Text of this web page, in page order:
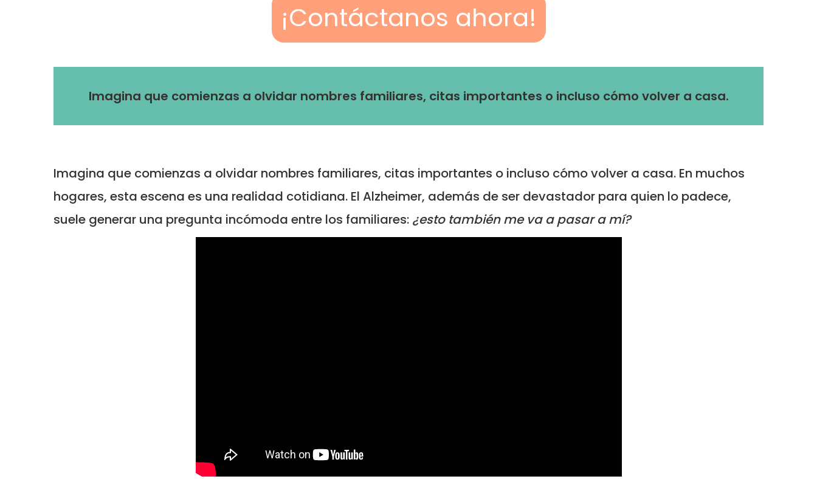
¡Contáctanos ahora!
Imagina que comienzas a olvidar nombres familiares, citas importantes o incluso cómo volver a casa.
Imagina que comienzas a olvidar nombres familiares, citas importantes o incluso cómo volver a casa. En muchos
hogares, esta escena es una realidad cotidiana. El Alzheimer, además de ser devastador para quien lo padece,
suele generar una pregunta incómoda entre los familiares: ¿esto también me va a pasar a mí?